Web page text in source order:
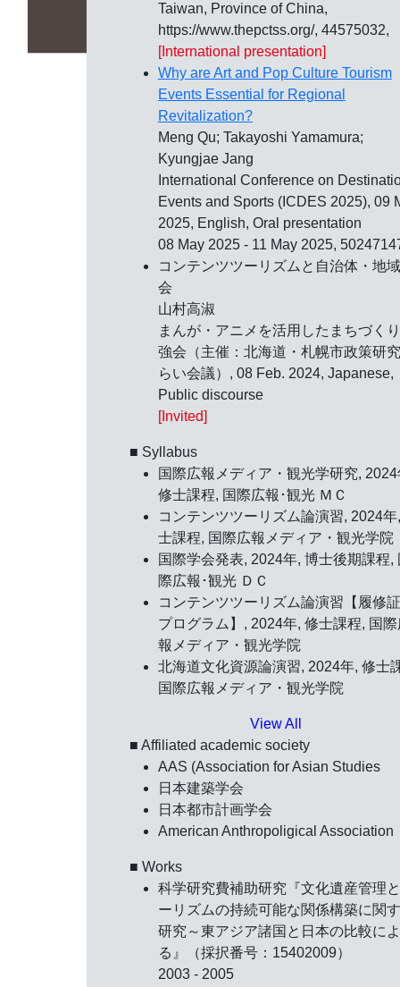
Taiwan, Province of China,
https://www.thepctss.org/, 44575032,
[International presentation]
Why are Art and Pop Culture Tourism
Events Essential for Regional
Revitalization?
Meng Qu; Takayoshi Yamamura;
Kyungjae Jang
International Conference on
Events and Sports (ICDES 2025), 09
2025, English, Oral presentation
08 May 2025 - 11 May 2025,
コンテンツツーリズムと自治体・地
会
山村高淑
まんが・アニメを活用したまちづく
強会（主催：北海道・札幌市政策研
らい会議）, 08 Feb. 2024, Japanese,
Public discourse
[Invited]
■ Syllabus
国際広報メディア・観光学研究, 2024
修士課程, 国際広報･観光 ＭＣ
コンテンツツーリズム論演習, 2024年
士課程, 国際広報メディア・観光学院
国際学会発表, 2024年, 博士後期課程,
際広報･観光 ＤＣ
コンテンツツーリズム論演習【履修
プログラム】, 2024年, 修士課程, 国際
報メディア・観光学院
北海道文化資源論演習, 2024年, 修士
国際広報メディア・観光学院
View All
■ Affiliated academic society
AAS (Association for Asian Studies
日本建築学会
日本都市計画学会
American Anthropoligical Association
■ Works
科学研究費補助研究『文化遺産管理
ーリズムの持続可能な関係構築に関
研究～東アジア諸国と日本の比較によ
る』（採択番号：15402009）
2003 - 2005